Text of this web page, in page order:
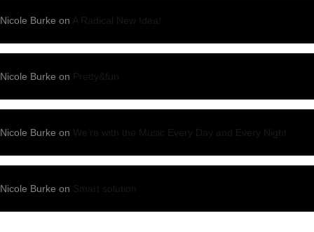
Nicole Burke on A Radical New Idea!
Nicole Burke on Pretty&fun
Nicole Burke on We’re with the Music Every Day and Every Night
Nicole Burke on Smart solution